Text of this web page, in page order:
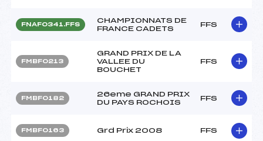
FNAF0341.FFS
CHAMPIONNATS DE
FRANCE CADETS
FFS
FMBF0213
GRAND PRIX DE LA
VALLEE DU
BOUCHET
FFS
FMBF0182
26eme GRAND PRIX
DU PAYS ROCHOIS
FFS
FMBF0163 Grd Prix 2008 FFS